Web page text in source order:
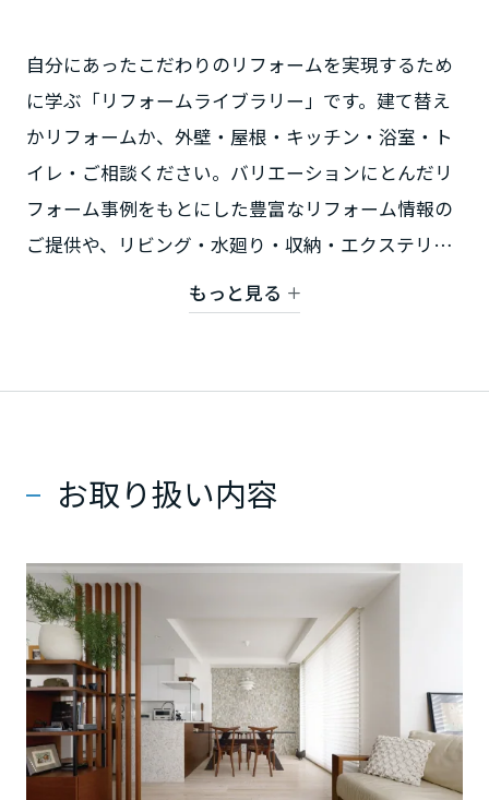
ミサワアイデンティティ
自分にあったこだわりのリフォームを実現するため
に学ぶ「リフォームライブラリー」です。建て替え
かリフォームか、外壁・屋根・キッチン・浴室・ト
イレ・ご相談ください。バリエーションにとんだリ
フォーム事例をもとにした豊富なリフォーム情報の
ご提供や、リビング・水廻り・収納・エクステリア
など多数の事例をテーマ別に展示しております。
【対象地域】 立川市、昭島市、青梅市 武蔵村山
市 西多摩郡
もっと見る
お取り扱い内容
甲信越・北陸
富山県
新潟県
山梨県
長野県
東海エリア
岐阜県
静岡県